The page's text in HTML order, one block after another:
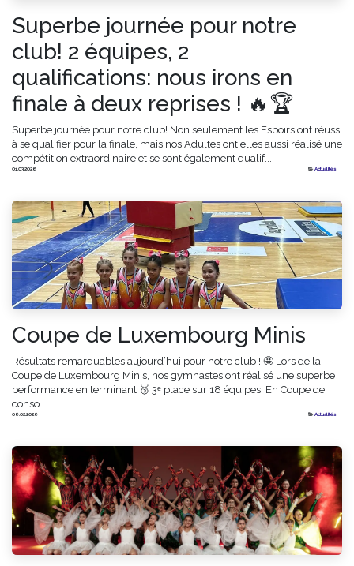
Superbe journée pour notre
club! 2 équipes, 2
qualifications: nous irons en
finale à deux reprises ! 🔥🏆
Superbe journée pour notre club! Non seulement les Espoirs ont réussi
à se qualifier pour la finale, mais nos Adultes ont elles aussi réalisé une
compétition extraordinaire et se sont également qualif...
01.03.2026 Actualités
Coupe de Luxembourg Minis
Résultats remarquables aujourd’hui pour notre club ! 🤩 Lors de la
Coupe de Luxembourg Minis, nos gymnastes ont réalisé une superbe
performance en terminant 🥉 3ᵉ place sur 18 équipes. En Coupe de
conso...
08.02.2026 Actualités